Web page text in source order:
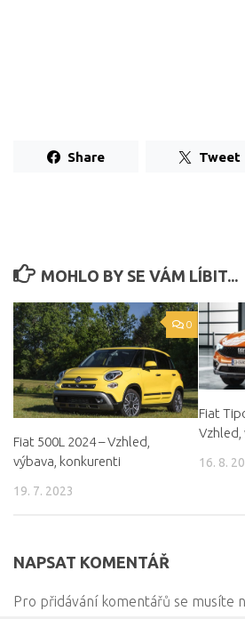
Share Tweet
MOHLO BY SE VÁM LÍBIT...
0
Fiat 500L 2024 – Vzhled,
výbava, konkurenti
19. 7. 2023
Fiat
Vzhled,
16. 8.
NAPSAT KOMENTÁŘ
Pro přidávání komentářů se musíte